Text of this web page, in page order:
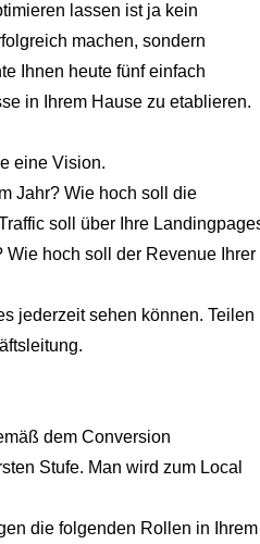
lassen ist ja kein
machen, sondern
Ihnen heute fünf einfach
in Ihrem Hause zu etablieren.
eine Vision.
Jahr? Wie hoch soll die
soll über Ihre
Wie hoch soll der Revenue Ihrer
jederzeit sehen können. Teilen
dem Conversion
Stufe. Man wird zum Local
die folgenden Rollen in Ihrem